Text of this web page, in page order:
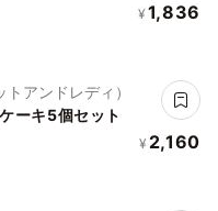
¥ 1,836
アンドレディ）
ーキ5個セット
¥ 2,160